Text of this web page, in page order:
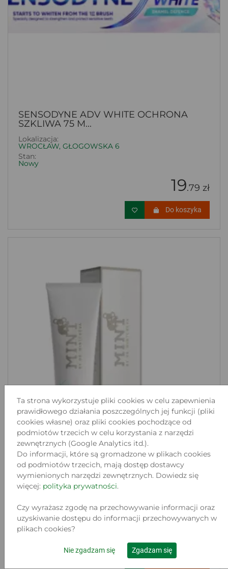
SENSODYNE ADV WHITE OCHRONA
SZKLIWA 75 M...
Lokalizacja:
WROCŁAW, GŁOGOWSKA 6
Stan:
Nowy
19.79 zł
Do koszyka
PASTA DO ZĘBÓW MINT BY
DR.MINTCHEVA KID'...
Lokalizacja:
Stan:
Nowy
Do koszyka
Ta strona wykorzystuje pliki cookies w celu zapewnienia
prawidłowego działania poszczególnych jej funkcji (pliki
cookies własne) oraz pliki cookies pochodzące od
podmiotów trzecich w celu korzystania z narzędzi
zewnętrznych (Google Analytics itd.).
Do informacji, które są gromadzone w plikach cookies
od podmiotów trzecich, mają dostęp dostawcy
wymienionych narzędzi zewnętrznych. Dowiedz się
więcej: polityka prywatności.
Czy wyrażasz zgodę na przechowywanie informacji oraz
uzyskiwanie dostępu do informacji przechowywanych w
plikach cookies?
Nie zgadzam się Zgadzam się